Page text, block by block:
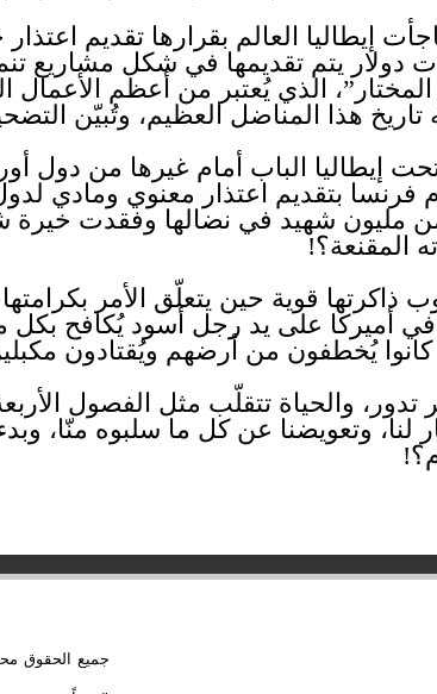
إيطاليا العالم بقرارها تقديم
دولار يتم تقديمها في شكل مشاريع
الذي يُعتبر من أعظم
تاريخ هذا المناضل العظيم، وتُبيّن
إيطاليا الباب أمام غيرها من دول
فرنسا بتقديم اعتذار معنوي ومادي
مليون شهيد في نضالها وفقدت خيرة
المقنعة؟!
ذاكرتها قوية حين يتعلّق الأمر
في أميركا على يد رجل أسود يُكافح بكل
كانوا يُخطفون من أرضهم ويُقتادون
تدور، والحياة تتقلّب مثل الفصول
لنا، وتعويضنا عن كل ما سلبوه
جميع الحقوق